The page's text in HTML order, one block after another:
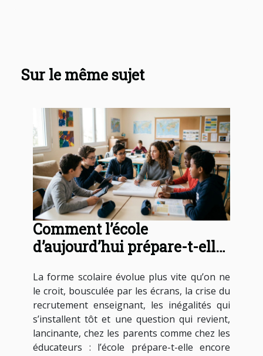
Sur le même sujet
Comment l’école
d’aujourd’hui prépare-t-elle
La forme scolaire évolue plus vite qu’on ne
le croit, bousculée par les écrans, la crise du
recrutement enseignant, les inégalités qui
s’installent tôt et une question qui revient,
lancinante, chez les parents comme chez les
éducateurs : l’école prépare-t-elle encore